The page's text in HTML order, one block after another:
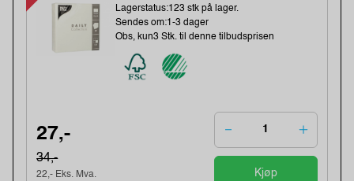
Lagerstatus:123 stk på lager.
Sendes om:1-3 dager
Obs, kun3 Stk. til denne tilbudsprisen
27,-
34,-
22,- Eks. Mva. Kjøp